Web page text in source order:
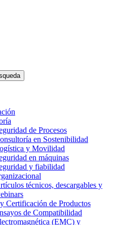
de Procesos
en Sostenibilidad
y Movilidad
en máquinas
y fiabilidad
técnicos, descargables y
Certificación de Productos
de Compatibilidad
(EMC) y